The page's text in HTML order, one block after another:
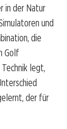
in der Natur
und
die
Golf
legt,
der für